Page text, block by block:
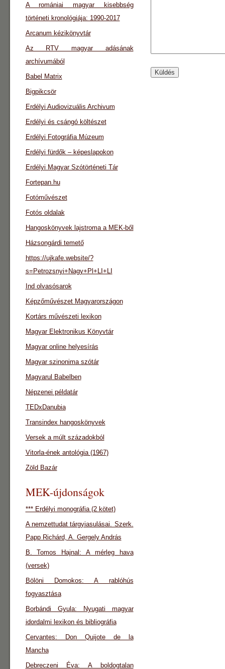
A romániai magyar kisebbség
történeti kronológiája: 1990-2017
Arcanum kézikönyvtár
Az RTV magyar adásának
archívumából
Babel Matrix
Bigpikcsör
Erdélyi Audiovizuális Archivum
Erdélyi és csángó költészet
Erdélyi Fotográfia Múzeum
Erdélyi fürdők – képeslapokon
Erdélyi Magyar Szótörténeti Tár
Fortepan.hu
Fotóművészet
Fotós oldalak
Hangoskönyvek lajstroma a MEK-ből
Házsongárdi temető
https://ujkafe.website/?
s=Petrozsnyi+Nagy+Pl+LI+LI
Ind olvasósarok
Képzőművészet Magyarországon
Kortárs művészeti lexikon
Magyar Elektronikus Könyvtár
Magyar online helyesírás
Magyar szinonima szótár
Magyarul Babelben
Népzenei példatár
TEDxDanubia
Transindex hangoskönyvek
Versek a múlt századokból
Vitorla-ének antológia (1967)
Zöld Bazár
MEK-újdonságok
*** Erdélyi monográfia (2 kötet)
A nemzettudat tárgyiasulásai. Szerk.
Papp Richárd, A. Gergely András
B. Tomos Hajnal: A mérleg hava
(versek)
Bölöni Domokos: A rablóhús
fogyasztása
Borbándi Gyula: Nyugati magyar
idordalmi lexikon és bibliográfia
Cervantes: Don Quijote de la
Mancha
Debreczeni Éva: A boldogtalan